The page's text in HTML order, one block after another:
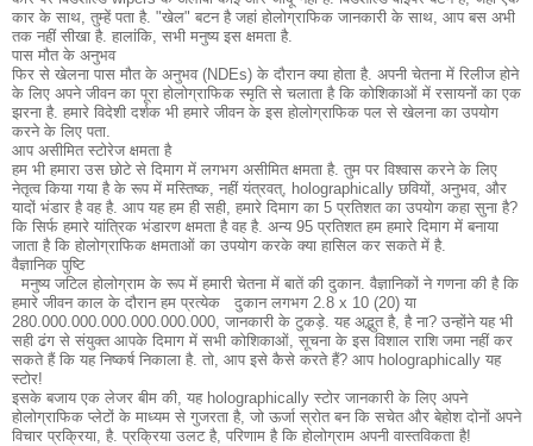
कार के साथ, तुम्हें पता है. "खेल" बटन है जहां होलोग्राफिक जानकारी के साथ, आप बस अभी
तक नहीं सीखा है. हालांकि, सभी मनुष्य इस क्षमता है.
पास मौत के अनुभव
फिर से खेलना पास मौत के अनुभव (NDEs) के दौरान क्या होता है. अपनी चेतना में रिलीज होने
के लिए अपने जीवन का पूरा होलोग्राफिक स्मृति से चलाता है कि कोशिकाओं में रसायनों का एक
झरना है. हमारे विदेशी दर्शक भी हमारे जीवन के इस होलोग्राफिक पल से खेलना का उपयोग
करने के लिए पता.
आप असीमित स्टोरेज क्षमता है
हम भी हमारा उस छोटे से दिमाग में लगभग असीमित क्षमता है. तुम पर विश्वास करने के लिए
नेतृत्व किया गया है के रूप में मस्तिष्क, नहीं यंत्रवत्, holographically छवियों, अनुभव, और
यादों भंडार है वह है. आप यह हम ही सही, हमारे दिमाग का 5 प्रतिशत का उपयोग कहा सुना है?
कि सिर्फ हमारे यांत्रिक भंडारण क्षमता है वह है. अन्य 95 प्रतिशत हम हमारे दिमाग में बनाया
जाता है कि होलोग्राफिक क्षमताओं का उपयोग करके क्या हासिल कर सकते में है.
वैज्ञानिक पुष्टि
मनुष्य जटिल होलोग्राम के रूप में हमारी चेतना में बातें की दुकान. वैज्ञानिकों ने गणना की है कि
हमारे जीवन काल के दौरान हम प्रत्येक
दुकान लगभग 2.8 x 10 (20) या
280.000.000.000.000.000.000, जानकारी के टुकड़े. यह अद्भुत है, है ना? उन्होंने यह भी
सही ढंग से संयुक्त आपके दिमाग में सभी कोशिकाओं, सूचना के इस विशाल राशि जमा नहीं कर
सकते हैं कि यह निष्कर्ष निकाला है. तो, आप इसे कैसे करते हैं? आप holographically यह
स्टोर!
इसके बजाय एक लेजर बीम की, यह holographically स्टोर जानकारी के लिए अपने
होलोग्राफिक प्लेटों के माध्यम से गुजरता है, जो ऊर्जा स्रोत बन कि सचेत और बेहोश दोनों अपने
विचार प्रक्रिया, है. प्रक्रिया उलट है, परिणाम है कि होलोग्राम अपनी वास्तविकता है!